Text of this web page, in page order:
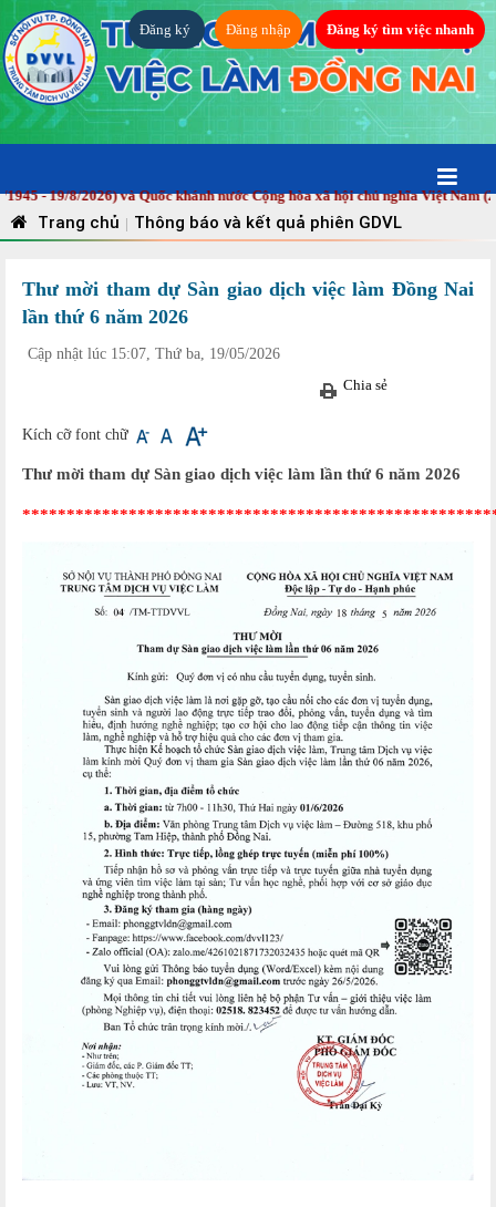
Đăng ký Đăng nhập Đăng ký tìm việc nhanh
8/2026) và Quốc khánh nước Cộng hòa xã hội chủ nghĩa Việt Nam (2/9/
Trang chủ | Thông báo và kết quả phiên GDVL
Thư mời tham dự Sàn giao dịch việc làm Đồng Nai
lần thứ 6 năm 2026
Cập nhật lúc 15:07, Thứ ba, 19/05/2026
Chia sẻ
Kích cỡ font chữ
Thư mời tham dự Sàn giao dịch việc làm lần thứ 6 năm 2026